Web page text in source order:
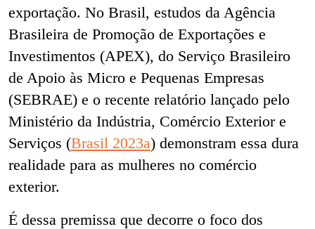
exportação. No Brasil, estudos da Agência
Brasileira de Promoção de Exportações e
Investimentos (APEX), do Serviço Brasileiro
de Apoio às Micro e Pequenas Empresas
(SEBRAE) e o recente relatório lançado pelo
Ministério da Indústria, Comércio Exterior e
Serviços (Brasil 2023a) demonstram essa dura
realidade para as mulheres no comércio
exterior.
É dessa premissa que decorre o foco dos